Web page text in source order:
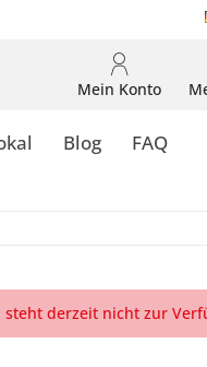
Mein Konto
Blog FAQ
steht derzeit nicht zur